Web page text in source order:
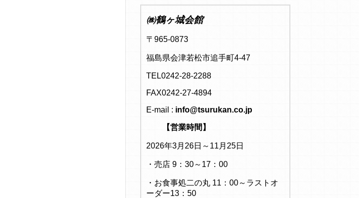
㈱鶴ヶ城会館
〒965-0873
福島県会津若松市追手町4-47
TEL0242-28-2288
FAX0242-27-4894
E-mail : info@tsurukan.co.jp
【営業時間】
2026年3月26日～11月25日
・売店 9：30～17：00
・お食事処二の丸 11：00～ラストオ
ーダー13：50